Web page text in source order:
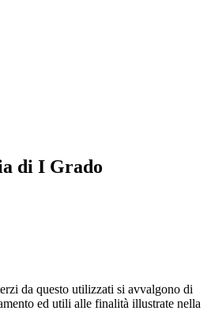
di I Grado
da questo utilizzati si avvalgono di
ed utili alle finalità illustrate nella